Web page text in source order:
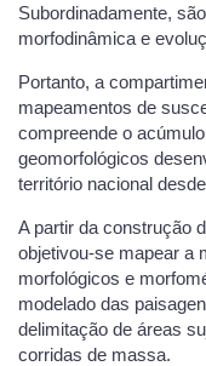
Subordinadamente,
morfodinâmica e
Portanto, a
mapeamentos de
compreende o
geomorfológicos
território nacional
A partir da construção
objetivou-se mapear a
morfológicos e
modelado das
delimitação de áreas
corridas de massa.